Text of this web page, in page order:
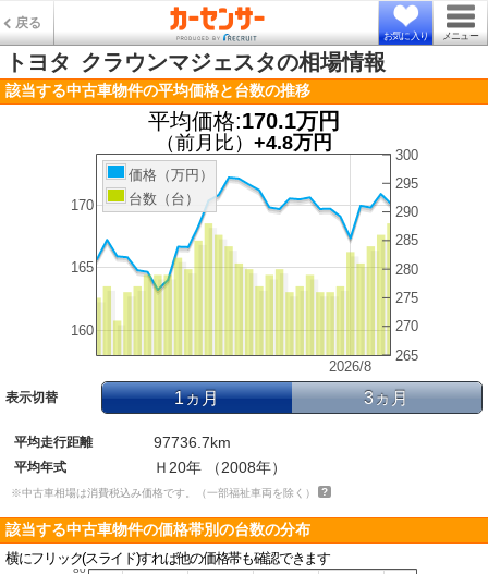
戻る
お気に入り メニュー
トヨタ クラウンマジェスタの相場情報
該当する中古車物件の平均価格と台数の推移
平均価格:170.1万円
（前月比） +4.8万円
2026/8
160
165
170
265
270
275
280
285
290
295
300
価格（万円）
台数（台）
表示切替 1ヵ月 3ヵ月
平均走行距離 97736.7km
平均年式 Ｈ20年 （2008年）
※中古車相場は消費税込み価格です。（一部福祉車両を除く）
該当する中古車物件の価格帯別の台数の分布
横にフリック(スライド)すれば他の価格帯も確認できます